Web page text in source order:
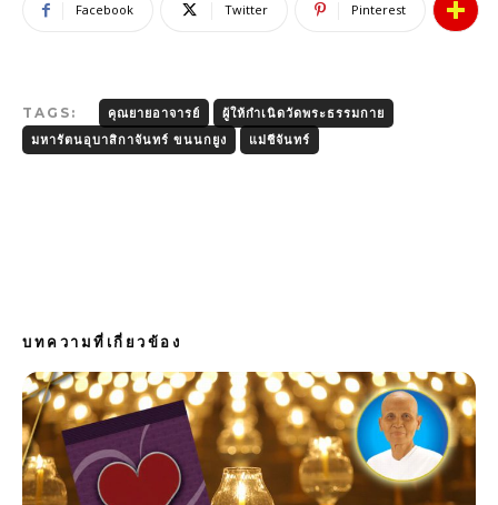
Facebook Twitter Pinterest
TAGS: คุณยายอาจารย์
ผู้ให้กำเนิดวัดพระธรรมกาย
มหารัตนอุบาสิกาจันทร์ ขนนกยูง
แม่ชีจันทร์
บทความที่เกี่ยวข้อง